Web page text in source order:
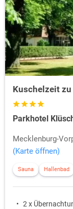
Kuschelzeit
Parkhotel
Mecklenburg-
(Karte öffnen)
Sauna Hallenbad
2 x